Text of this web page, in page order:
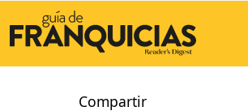
Compartir